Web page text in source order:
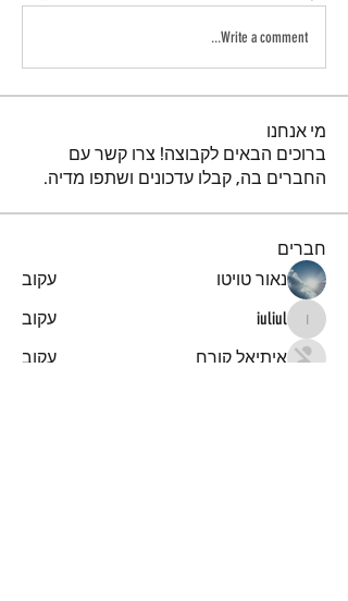
Write a comment...
מי אנחנו
ברוכים הבאים לקבוצה! צרו קשר עם
החברים בה, קבלו עדכונים ושתפו מדיה.
חברים
נאור טויטו
עקוב
iuliul
iuliul
עקוב
איתיאל קורח
עקוב